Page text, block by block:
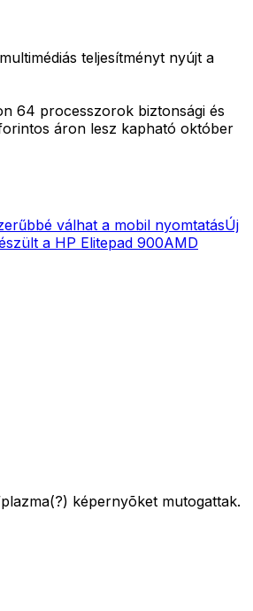
teljesítményt nyújt a
64 processzorok biztonsági és
áron lesz kapható október
válhat a mobil nyomtatásÚj
a HP Elitepad 900AMD
képernyõket mutogattak.